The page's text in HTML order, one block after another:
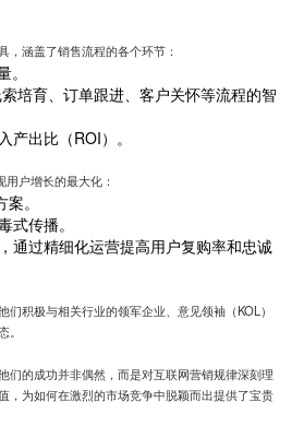
涵盖了销售流程的各个环节：
培育、订单跟进、客户关怀等流程的智
出比（ROI）。
户增长的最大化：
。
传播。
通过精细化运营提高用户复购率和忠诚
积极与相关行业的领军企业、意见领袖（KOL）
们的成功并非偶然，而是对互联网营销规律深刻理
，为如何在激烈的市场竞争中脱颖而出提供了宝贵